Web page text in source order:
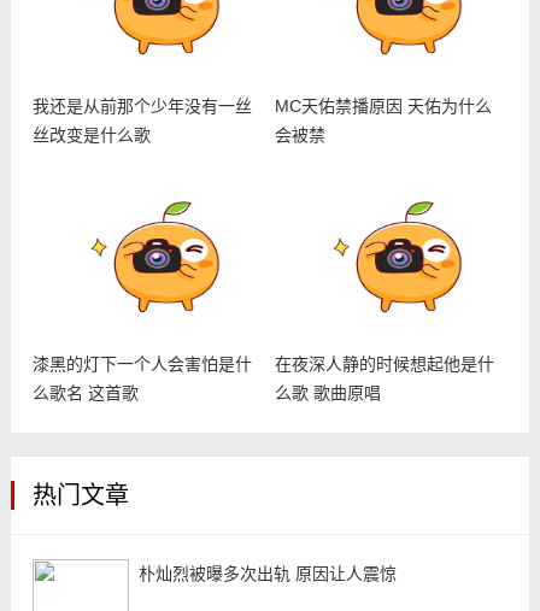
我还是从前那个少年没有一丝
丝改变是什么歌
MC天佑禁播原因 天佑为什么
会被禁
漆黑的灯下一个人会害怕是什
么歌名 这首歌
在夜深人静的时候想起他是什
么歌 歌曲原唱
热门文章
朴灿烈被曝多次出轨 原因让人震惊